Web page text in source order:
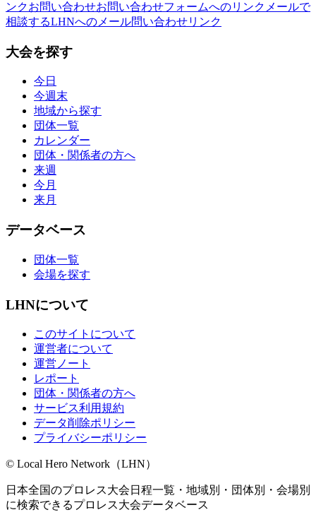
ンクお問い合わせお問い合わせフォームへのリンク メールで
相談するLHNへのメール問い合わせリンク
大会を探す
今日
今週末
地域から探す
団体一覧
カレンダー
団体・関係者の方へ
来週
今月
来月
データベース
団体一覧
会場を探す
LHNについて
このサイトについて
運営者について
運営ノート
レポート
団体・関係者の方へ
サービス利用規約
データ削除ポリシー
プライバシーポリシー
© Local Hero Network（LHN）
日本全国のプロレス大会日程一覧・地域別・団体別・会場別
に検索できるプロレス大会データベース